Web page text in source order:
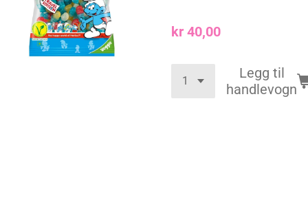
kr 40,00
Legg til
handlevogn